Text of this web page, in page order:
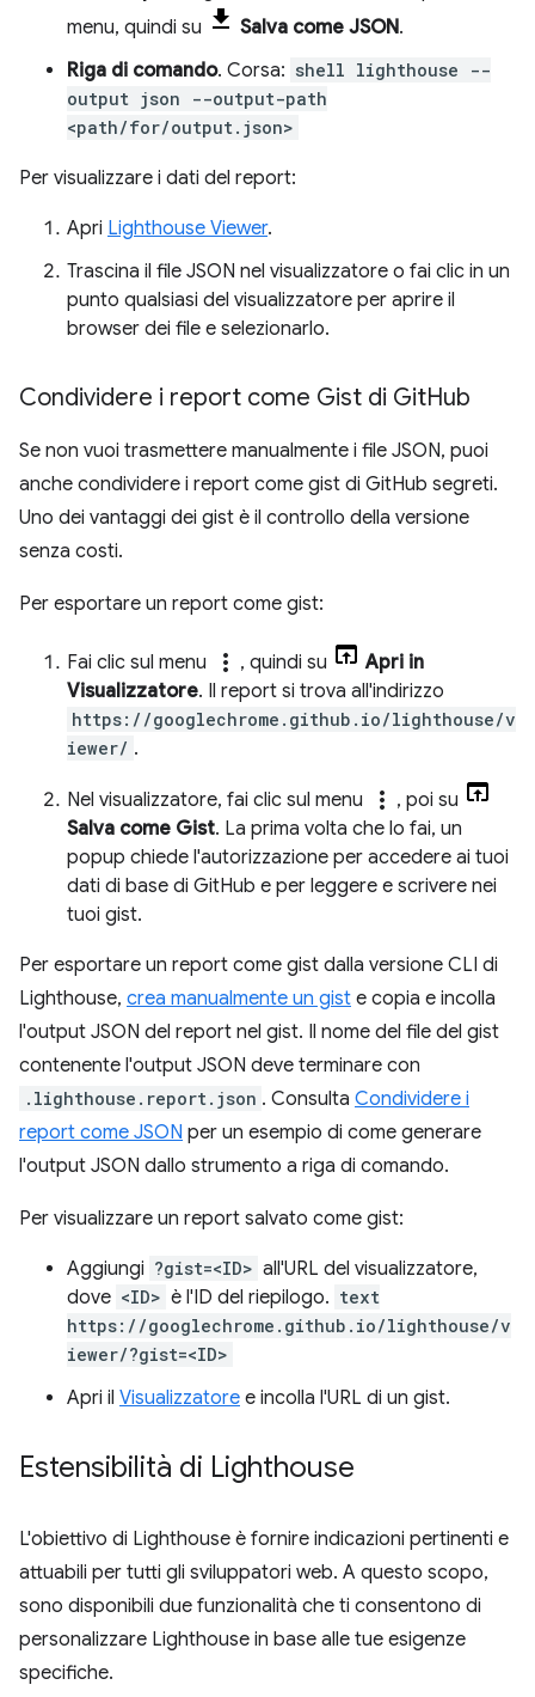
menu, quindi su
Salva come JSON.
Riga di comando. Corsa: shell lighthouse --
output json --output-path
<path/for/output.json>
Per visualizzare i dati del report:
Apri Lighthouse Viewer.
Trascina il file JSON nel visualizzatore o fai clic in un
punto qualsiasi del visualizzatore per aprire il
browser dei file e selezionarlo.
Condividere i report come Gist di GitHub
Se non vuoi trasmettere manualmente i file JSON, puoi
anche condividere i report come gist di GitHub segreti.
Uno dei vantaggi dei gist è il controllo della versione
senza costi.
Per esportare un report come gist:
Fai clic sul menu more_vert , quindi su
Apri in
Visualizzatore. Il report si trova all'indirizzo
https://googlechrome.github.io/lighthouse/v
iewer/ .
Nel visualizzatore, fai clic sul menu more_vert , poi su
Salva come Gist. La prima volta che lo fai, un
popup chiede l'autorizzazione per accedere ai tuoi
dati di base di GitHub e per leggere e scrivere nei
tuoi gist.
Per esportare un report come gist dalla versione CLI di
Lighthouse, crea manualmente un gist e copia e incolla
l'output JSON del report nel gist. Il nome del file del gist
contenente l'output JSON deve terminare con
.lighthouse.report.json . Consulta Condividere i
report come JSON per un esempio di come generare
l'output JSON dallo strumento a riga di comando.
Per visualizzare un report salvato come gist:
Aggiungi ?gist=<ID> all'URL del visualizzatore,
dove <ID> è l'ID del riepilogo. text
https://googlechrome.github.io/lighthouse/v
iewer/?gist=<ID>
Apri il Visualizzatore e incolla l'URL di un gist.
Estensibilità di Lighthouse
L'obiettivo di Lighthouse è fornire indicazioni pertinenti e
attuabili per tutti gli sviluppatori web. A questo scopo,
sono disponibili due funzionalità che ti consentono di
personalizzare Lighthouse in base alle tue esigenze
specifiche.